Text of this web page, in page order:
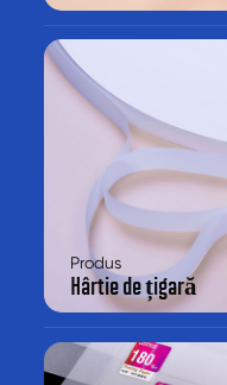
Produs
Hârtie de țigară